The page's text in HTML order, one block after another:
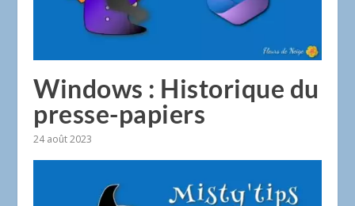
Windows : Historique du
presse-papiers
24 août 2023